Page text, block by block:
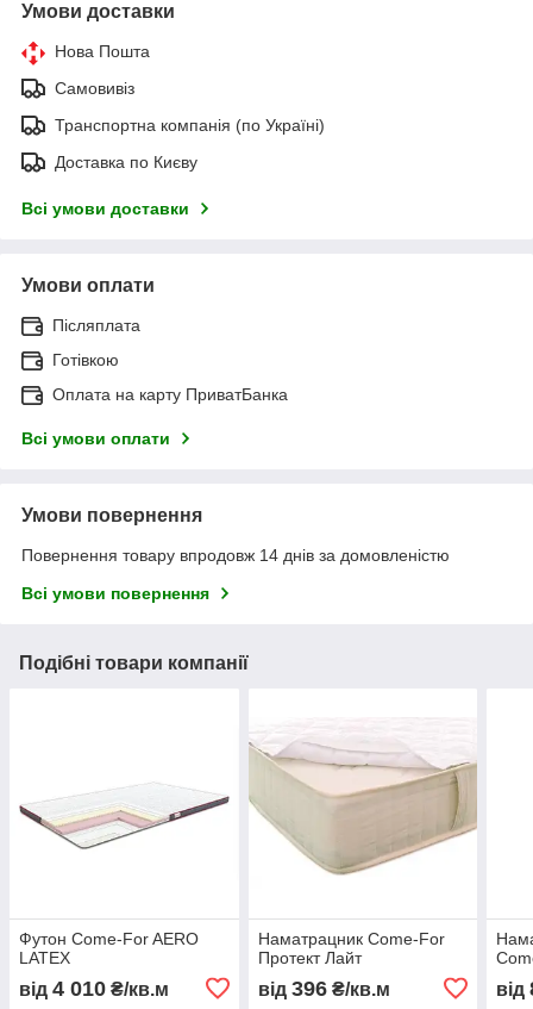
Умови доставки
Нова Пошта
Самовивіз
Транспортна компанія (по Україні)
Доставка по Києву
Всі умови доставки
Умови оплати
Післяплата
Готівкою
Оплата на карту ПриватБанка
Всі умови оплати
Умови повернення
Повернення товару впродовж 14 днів за домовленістю
Всі умови повернення
Подібні товари компанії
Футон Come-For AERO
LATEX
від 4 010 ₴/кв.м
Наматрацник Come-For
Протект Лайт
від 396₴/кв.м від